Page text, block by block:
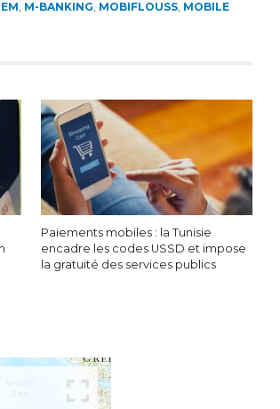
, M-BANKING, MOBIFLOUSS, MOBILE
Paiements mobiles : la Tunisie
encadre les codes USSD et impose
la gratuité des services publics